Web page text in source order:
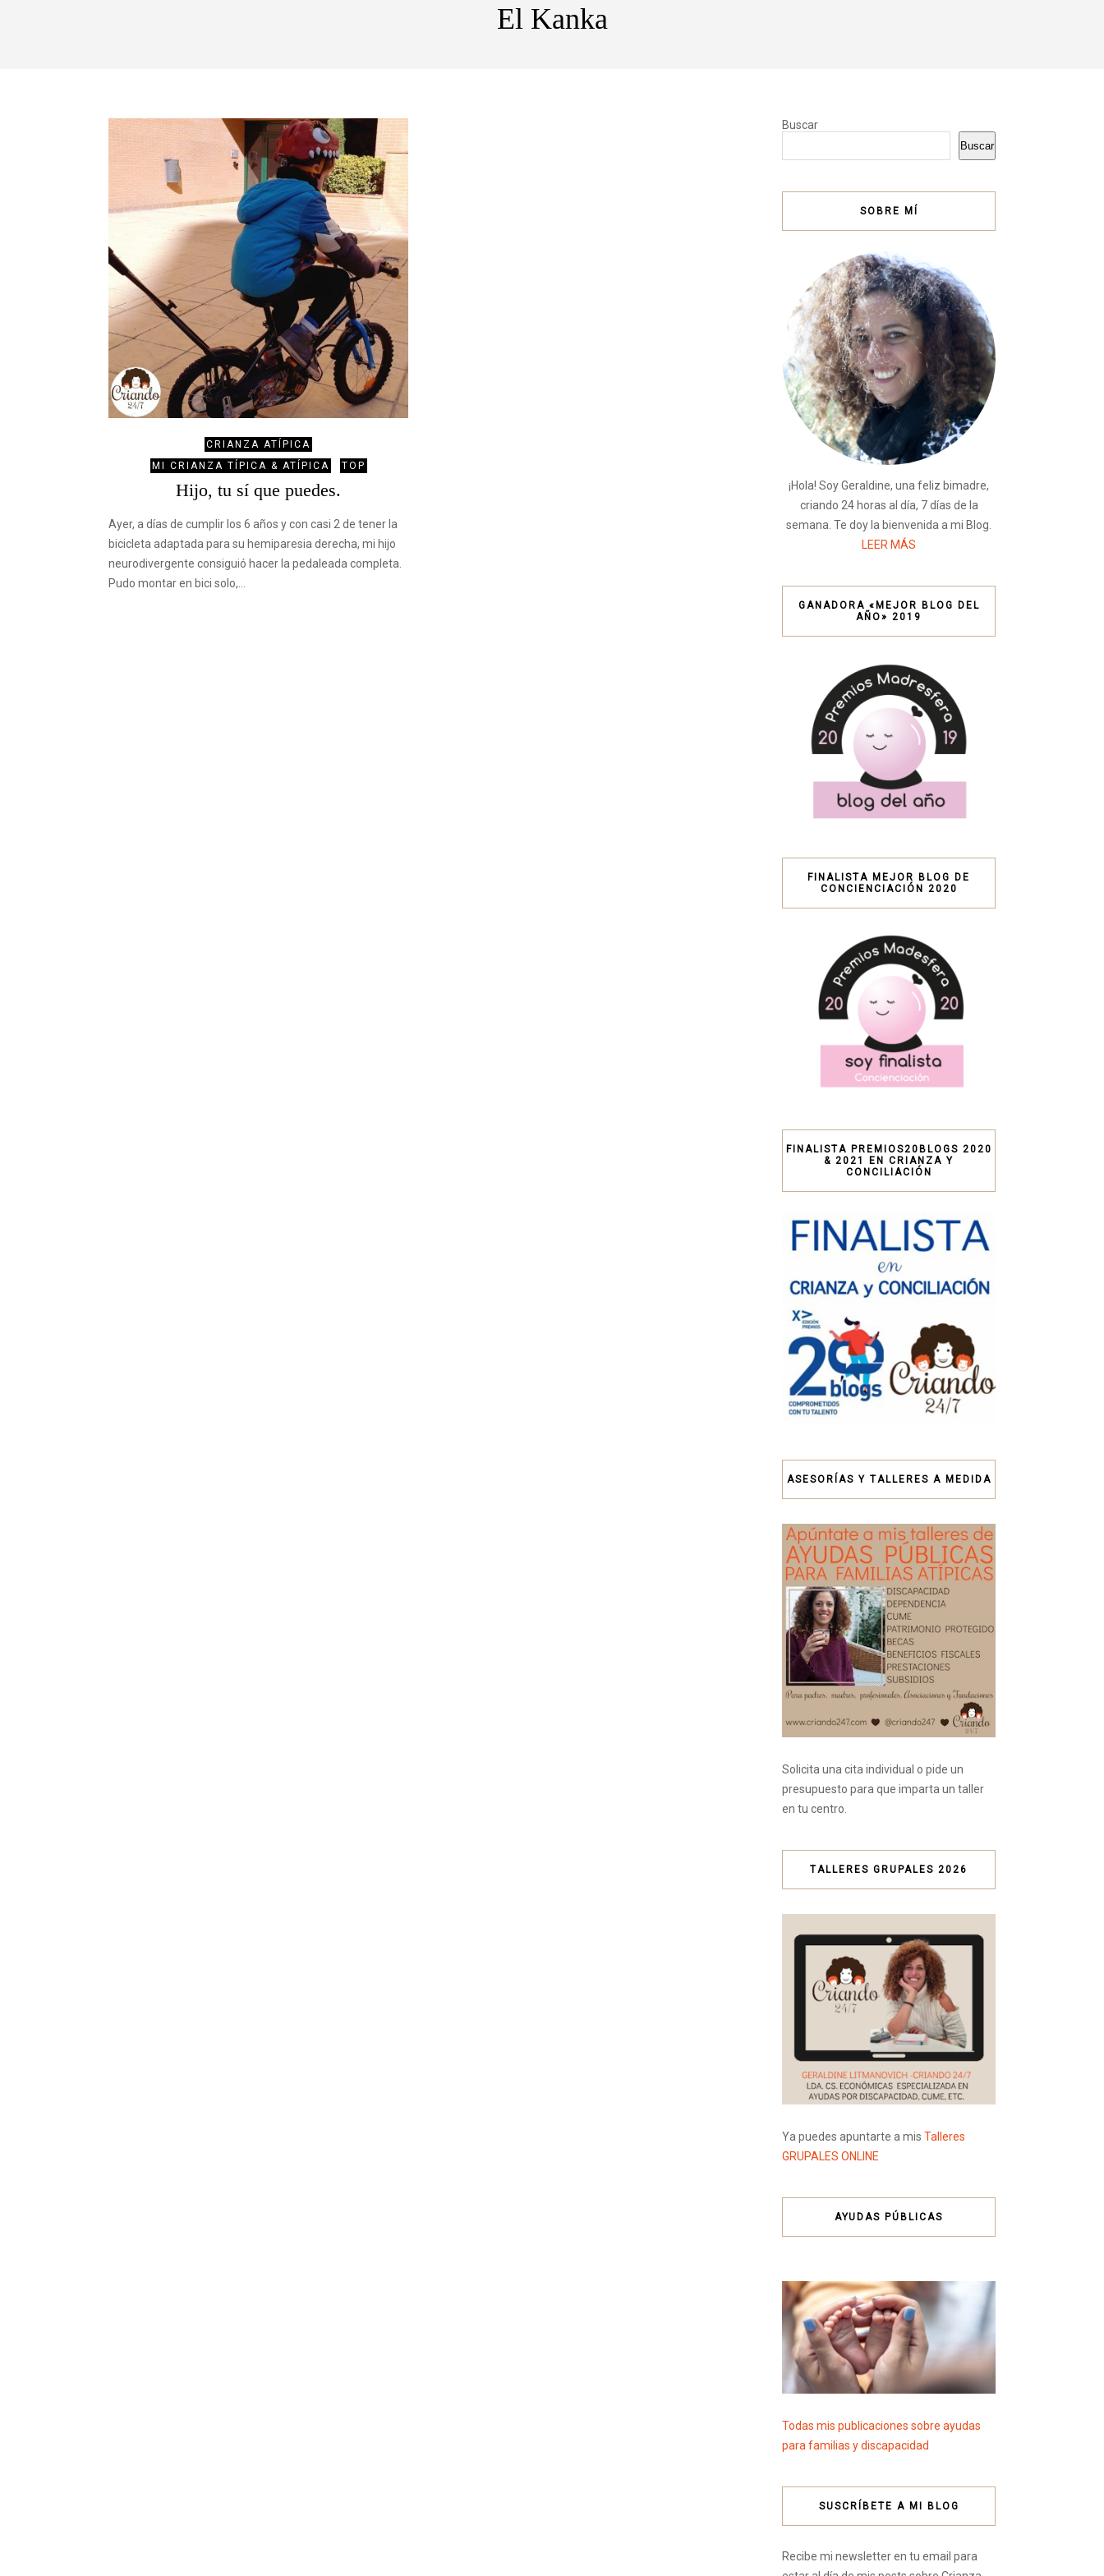
El Kanka
CRIANZA ATÍPICA
MI CRIANZA TÍPICA & ATÍPICA
TOP
Hijo, tu sí que puedes.
Ayer, a días de cumplir los 6 años y con casi 2 de tener la
bicicleta adaptada para su hemiparesia derecha, mi hijo
neurodivergente consiguió hacer la pedaleada completa.
Pudo montar en bici solo,…
Buscar
Buscar
SOBRE MÍ
¡Hola! Soy Geraldine, una feliz bimadre,
criando 24 horas al día, 7 días de la
semana. Te doy la bienvenida a mi Blog.
LEER MÁS
GANADORA «MEJOR BLOG DEL
AÑO» 2019
FINALISTA MEJOR BLOG DE
CONCIENCIACIÓN 2020
FINALISTA PREMIOS20BLOGS 2020
& 2021 EN CRIANZA Y
CONCILIACIÓN
ASESORÍAS Y TALLERES A MEDIDA
Solicita una cita individual o pide un
presupuesto para que imparta un taller
en tu centro.
TALLERES GRUPALES 2026
Ya puedes apuntarte a mis Talleres
GRUPALES ONLINE
AYUDAS PÚBLICAS
Todas mis publicaciones sobre ayudas
para familias y discapacidad
SUSCRÍBETE A MI BLOG
Recibe mi newsletter en tu email para